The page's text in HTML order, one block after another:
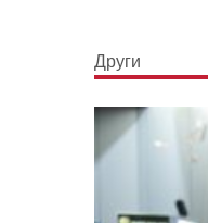
Други